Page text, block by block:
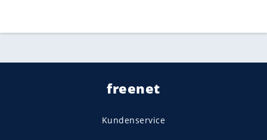
freenet
Kundenservice